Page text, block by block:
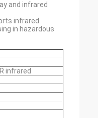
and infrared
infrared
in hazardous
infrared